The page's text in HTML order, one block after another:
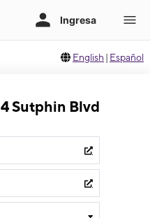
English | Español
Sutphin Blvd